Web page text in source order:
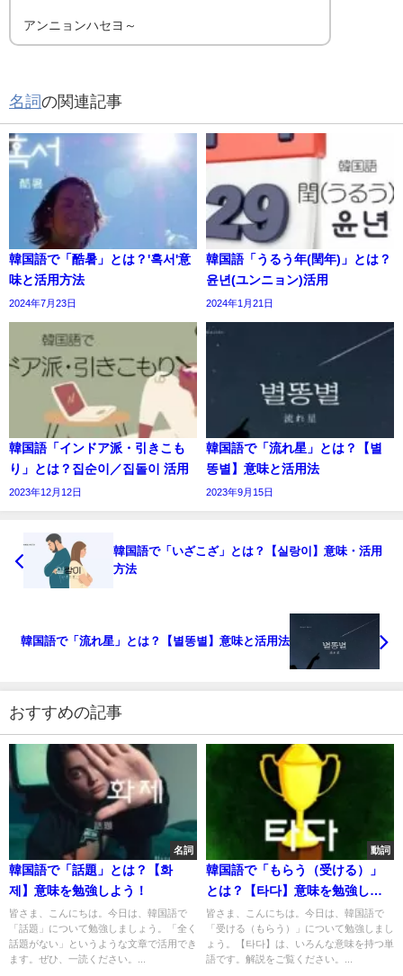
アンニョンハセヨ～
名詞の関連記事
韓国語で「酷暑」とは？'혹서'意
味と活用方法
2024年7月23日
韓国語「うるう年(閏年)」とは？
윤년(ユンニョン)活用
2024年1月21日
韓国語「インドア派・引きこも
り」とは？집순이／집돌이 活用
2023年12月12日
韓国語で「流れ星」とは？【별
똥별】意味と活用法
2023年9月15日
韓国語で「いざこざ」とは？【실랑이】意味・活用
方法
韓国語で「流れ星」とは？【별똥별】意味と活用法
おすすめの記事
名詞
韓国語で「話題」とは？【화
제】意味を勉強しよう！
皆さま、こんにちは。今日は、韓国語で
「話題」について勉強しましょう。「全く
話題がない」というような文章で活用でき
ます。ぜひ、一読ください。...
動詞
韓国語で「もらう（受ける）」
とは？【타다】意味を勉強しよ
う！
皆さま、こんにちは。今日は、韓国語で
「受ける（もらう）」について勉強しまし
ょう。【타다】は、いろんな意味を持つ単
語です。解説をご覧ください。...